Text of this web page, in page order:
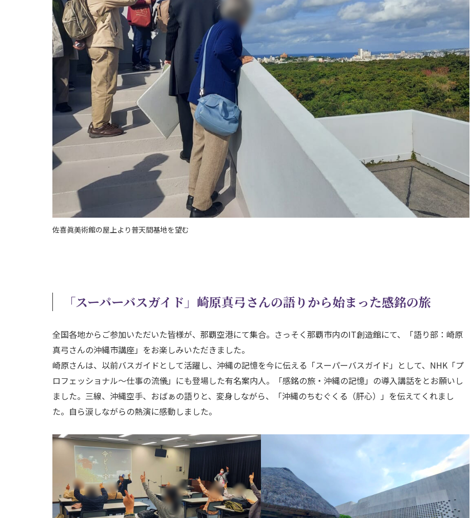
佐喜眞美術館の屋上より普天間基地を望む
「スーパーバスガイド」崎原真弓さんの語りから始まった感銘の旅
全国各地からご参加いただいた皆様が、那覇空港にて集合。さっそく那覇市内のIT創造館にて、「語り部：崎原
真弓さんの沖縄市講座」をお楽しみいただきました。
崎原さんは、以前バスガイドとして活躍し、沖縄の記憶を今に伝える「スーパーバスガイド」として、NHK「プ
ロフェッショナル～仕事の流儀」にも登場した有名案内人。「感銘の旅・沖縄の記憶」の導入講話をとお願いし
ました。三線、沖縄空手、おばぁの語りと、変身しながら、「沖縄のちむぐくる（肝心）」を伝えてくれまし
た。自ら涙しながらの熱演に感動しました。